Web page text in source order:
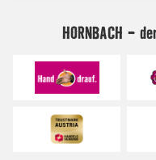
HORNBACH -